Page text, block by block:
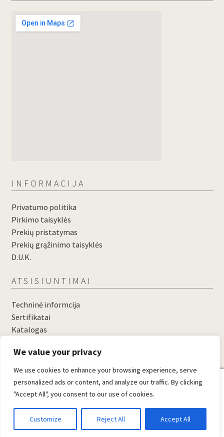
We value your privacy
We use cookies to enhance your browsing experience, serve
personalized ads or content, and analyze our traffic. By clicking
"Accept All", you consent to our use of cookies.
Customize Reject All Accept All
INFORMACIJA
Privatumo politika
Pirkimo taisyklės
Prekių pristatymas
Prekių grąžinimo taisyklės
D.U.K.
ATSISIUNTIMAI
Techninė informcija
Sertifikatai
Katalogas
....
© Domosta.lt 2026
Sukūrė WooCommerce.
Ieškoti When autocomplete
0